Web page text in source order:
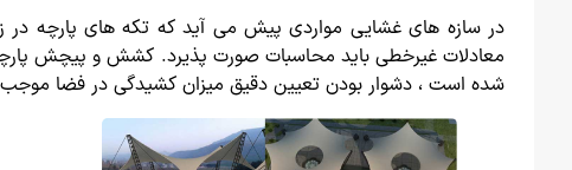
در سازه های غشایی مواردی پیش می آید که تکه های پارچه در
معادلات غیرخطی باید محاسبات صورت پذیرد. کشش و پیچش پارچه
شده است ، دشوار بودن تعیین دقیق میزان کشیدگی در فضا موجب